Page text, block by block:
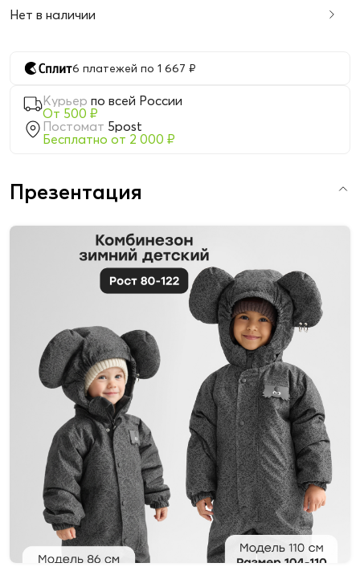
Нет в наличии
6 платежей по 1 667 ₽
Курьер по всей России
От 500 ₽
Постомат 5post
Бесплатно от 2 000 ₽
Презентация